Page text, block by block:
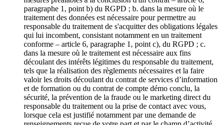
paragraphe 1, point b) du RGPD ; b. dans la mesure où le
traitement des données est nécessaire pour permettre au
responsable du traitement de s'acquitter des obligations légales
qui lui incombent, consistant notamment en un traitement
conforme – article 6, paragraphe 1, point c), du RGPD ; c.
dans la mesure où le traitement est nécessaire aux fins
découlant des intérêts légitimes du responsable du traitement,
tels que la réalisation des règlements nécessaires et la faire
valoir les droits découlant du contrat de services d’information
et de formation ou du contrat de compte démo conclu, la
sécurité, la prévention de la fraude ou le marketing direct du
responsable du traitement ou la prise de contact avec vous,
lorsque cela est justifié notamment par une demande de